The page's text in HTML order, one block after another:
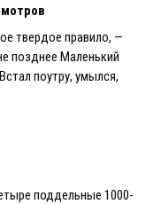
твердое правило, —
позднее Маленький
поутру, умылся,
поддельные 1000-